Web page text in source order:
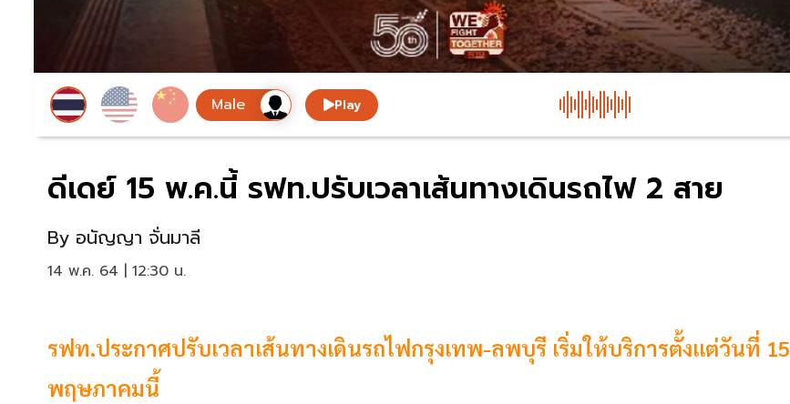
Play
ดีเดย์ 15 พ.ค.นี้ รฟท.ปรับเวลาเส้นทางเดินรถไฟ 2 สาย
By อนัญญา จั่นมาลี
14 พ.ค. 64 | 12:30 น.
รฟท.ประกาศปรับเวลาเส้นทางเดินรถไฟกรุงเทพ-ลพบุรี เริ่มให้บริการตั้งแต่วันที่ 15
พฤษภาคมนี้